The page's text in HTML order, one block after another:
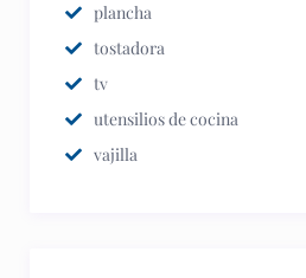
plancha
tostadora
tv
utensilios de cocina
vajilla